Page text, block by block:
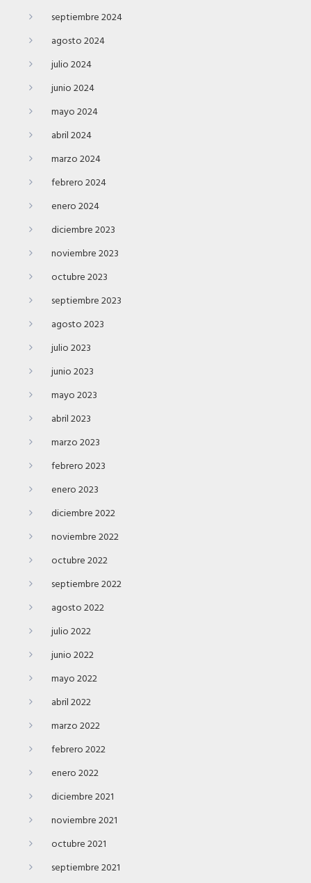
septiembre 2024
agosto 2024
julio 2024
junio 2024
mayo 2024
abril 2024
marzo 2024
febrero 2024
enero 2024
diciembre 2023
noviembre 2023
octubre 2023
septiembre 2023
agosto 2023
julio 2023
junio 2023
mayo 2023
abril 2023
marzo 2023
febrero 2023
enero 2023
diciembre 2022
noviembre 2022
octubre 2022
septiembre 2022
agosto 2022
julio 2022
junio 2022
mayo 2022
abril 2022
marzo 2022
febrero 2022
enero 2022
diciembre 2021
noviembre 2021
octubre 2021
septiembre 2021